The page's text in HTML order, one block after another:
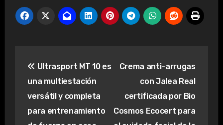
de
entradas
Ultrasport MT 10 es
una multiestación
versátil y completa
para entrenamiento
Crema anti-arrugas
con Jalea Real
certificada por Bio
Cosmos Ecocert para